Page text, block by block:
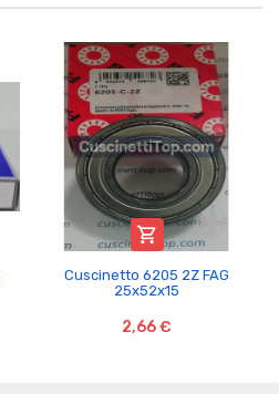

Cuscinetto 6205 2Z FAG
25x52x15
2,66 €